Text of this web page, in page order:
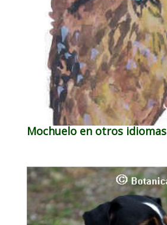
Mochuelo en otros idiomas